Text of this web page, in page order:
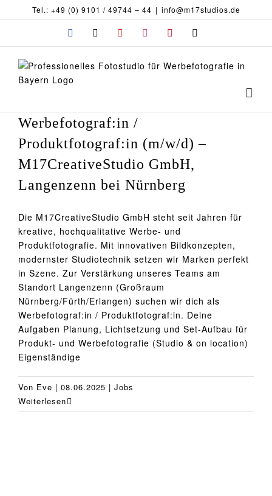
Inhalt
Tel.: +49 (0) 9101 / 49744 – 44 | info@m17studios.de
Facebook YouTubeInstagramPinterest
Werbefotograf:in /
Produktfotograf:in (m/w/d) –
M17CreativeStudio GmbH,
Langenzenn bei Nürnberg
Die M17CreativeStudio GmbH steht seit Jahren für
kreative, hochqualitative Werbe- und
Produktfotografie. Mit innovativen Bildkonzepten,
modernster Studiotechnik setzen wir Marken perfekt
in Szene. Zur Verstärkung unseres Teams am
Standort Langenzenn (Großraum
Nürnberg/Fürth/Erlangen) suchen wir dich als
Werbefotograf:in / Produktfotograf:in. Deine
Aufgaben Planung, Lichtsetzung und Set-Aufbau für
Produkt- und Werbefotografie (Studio & on location)
Eigenständige
Von Eve | 08.06.2025 | Jobs
Weiterlesen